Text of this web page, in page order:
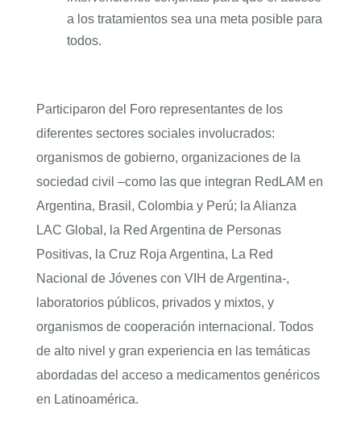
a los tratamientos sea una meta posible para
todos.
Participaron del Foro representantes de los
diferentes sectores sociales involucrados:
organismos de gobierno, organizaciones de la
sociedad civil –como las que integran RedLAM en
Argentina, Brasil, Colombia y Perú; la Alianza
LAC Global, la Red Argentina de Personas
Positivas, la Cruz Roja Argentina, La Red
Nacional de Jóvenes con VIH de Argentina-,
laboratorios públicos, privados y mixtos, y
organismos de cooperación internacional. Todos
de alto nivel y gran experiencia en las temáticas
abordadas del acceso a medicamentos genéricos
en Latinoamérica.